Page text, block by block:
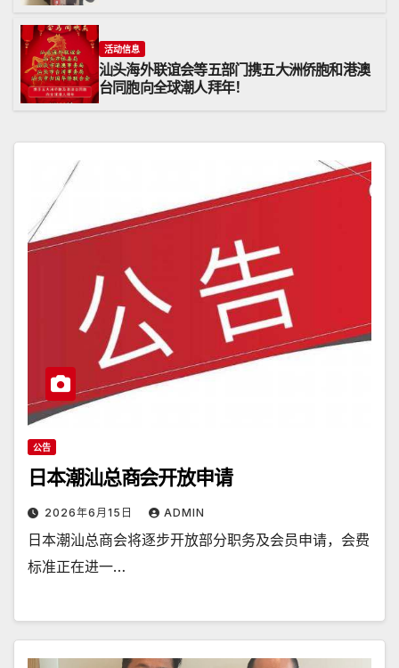
活动信息
汕头海外联谊会等五部门携五大洲侨胞和港澳
台同胞向全球潮人拜年！
公告
日本潮汕总商会开放申请
2026年6月15日 ADMIN
日本潮汕总商会将逐步开放部分职务及会员申请，会费
标准正在进一…